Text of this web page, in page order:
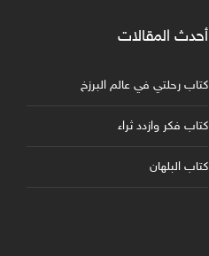
أحدث المقالات
كتاب رحلتي في عالم البرزخ
كتاب فكر وازدد ثراء
كتاب البلهان